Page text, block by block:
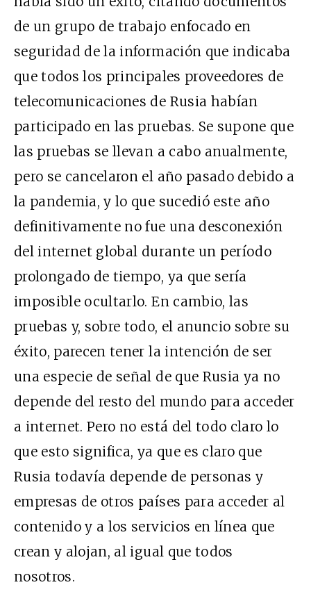
de un grupo de trabajo enfocado en
seguridad de la información que indicaba
que todos los principales proveedores de
telecomunicaciones de Rusia habían
participado en las pruebas. Se supone que
las pruebas se llevan a cabo anualmente,
pero se cancelaron el año pasado debido a
la pandemia, y lo que sucedió este año
definitivamente no fue una desconexión
del internet global durante un período
prolongado de tiempo, ya que sería
imposible ocultarlo. En cambio, las
pruebas y, sobre todo, el anuncio sobre su
éxito, parecen tener la intención de ser
una especie de señal de que Rusia ya no
depende del resto del mundo para acceder
a internet. Pero no está del todo claro lo
que esto significa, ya que es claro que
Rusia todavía depende de personas y
empresas de otros países para acceder al
contenido y a los servicios en línea que
crean y alojan, al igual que todos
nosotros.